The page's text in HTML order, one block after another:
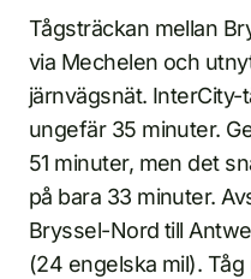
Tågsträckan mellan
via Mechelen och
järnvägsnät. InterCity-
ungefär 35 minuter.
51 minuter, men det
på bara 33 minuter.
Bryssel-Nord till
(24 engelska mil).